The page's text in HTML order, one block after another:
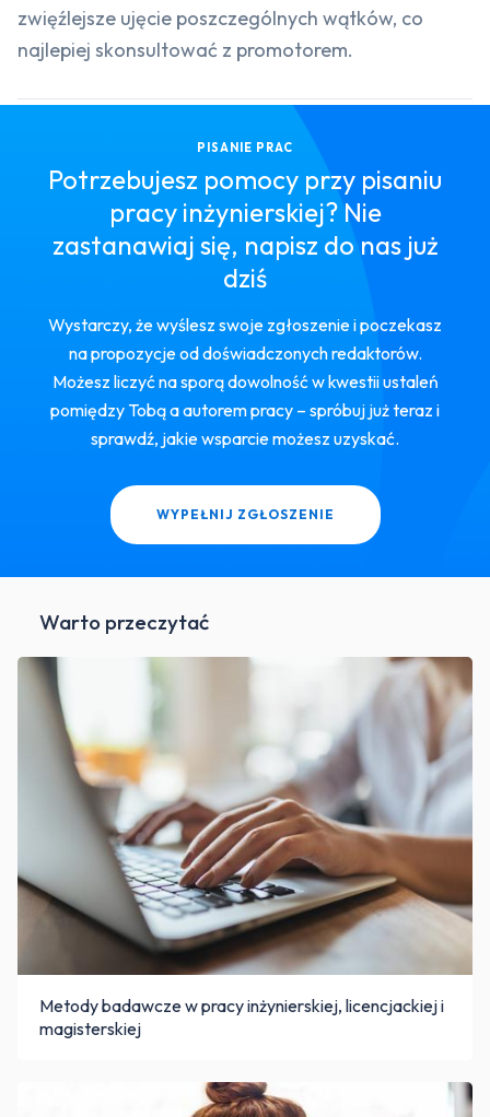
zwięźlejsze ujęcie poszczególnych wątków, co
najlepiej skonsultować z promotorem.
PISANIE PRAC
Potrzebujesz pomocy przy pisaniu
pracy inżynierskiej? Nie
zastanawiaj się, napisz do nas już
dziś
Wystarczy, że wyślesz swoje zgłoszenie i poczekasz
na propozycje od doświadczonych redaktorów.
Możesz liczyć na sporą dowolność w kwestii ustaleń
pomiędzy Tobą a autorem pracy – spróbuj już teraz i
sprawdź, jakie wsparcie możesz uzyskać.
WYPEŁNIJ ZGŁOSZENIE
Warto przeczytać
Metody badawcze w pracy inżynierskiej, licencjackiej i
magisterskiej